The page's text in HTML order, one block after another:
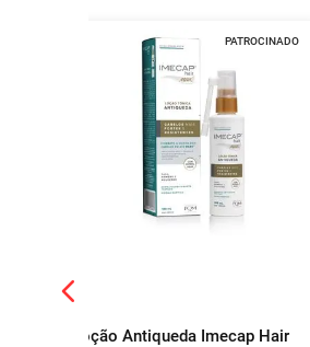
PATROCINADO
Loção Antiqueda Imecap Hair